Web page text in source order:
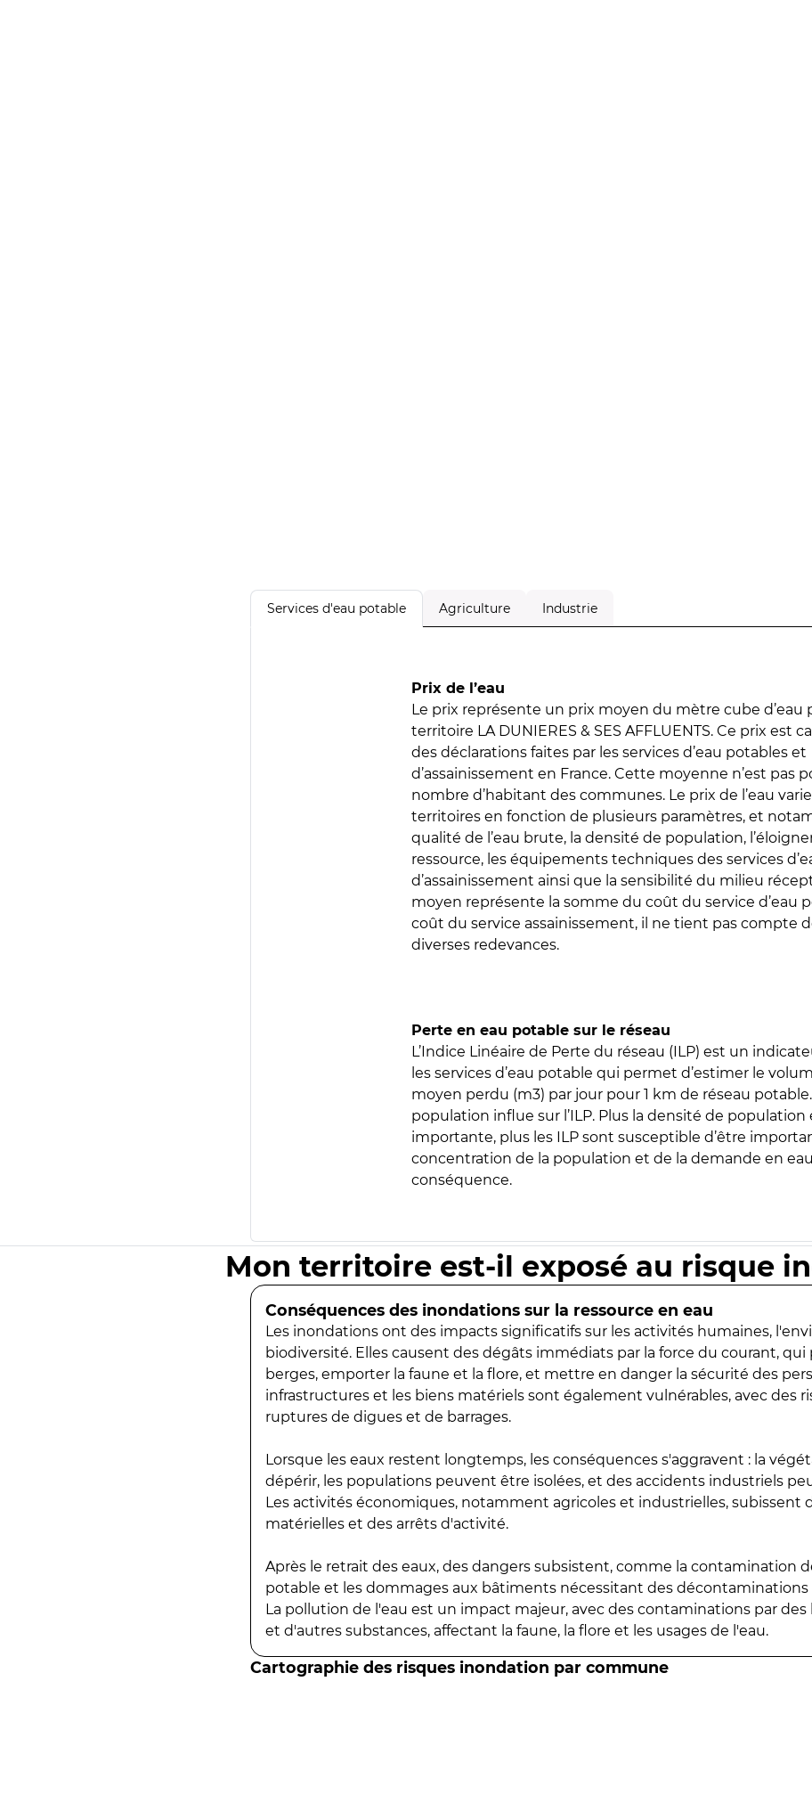
Services d'eau potable Agriculture Industrie
Prix de l’eau
Le prix représente un prix moyen du mètre cube d’eau
territoire LA DUNIERES & SES AFFLUENTS. Ce prix est
des déclarations faites par les services d’eau potables et
d’assainissement en France. Cette moyenne n’est pas
nombre d’habitant des communes. Le prix de l’eau
territoires en fonction de plusieurs paramètres, et
qualité de l’eau brute, la densité de population,
ressource, les équipements techniques des services
d’assainissement ainsi que la sensibilité du milieu
moyen représente la somme du coût du service d’eau
coût du service assainissement, il ne tient pas compte
diverses redevances.
Perte en eau potable sur le réseau
L’Indice Linéaire de Perte du réseau (ILP) est un
les services d’eau potable qui permet d’estimer le
moyen perdu (m3) par jour pour 1 km de réseau
population influe sur l’ILP. Plus la densité de population
importante, plus les ILP sont susceptible d’être
concentration de la population et de la demande en
conséquence.
Mon territoire est-il exposé au risque
Conséquences des inondations sur la ressource en eau
Les inondations ont des impacts significatifs sur les activités humaines,
biodiversité. Elles causent des dégâts immédiats par la force du courant, qui
berges, emporter la faune et la flore, et mettre en danger la sécurité des
infrastructures et les biens matériels sont également vulnérables, avec des
ruptures de digues et de barrages.
Lorsque les eaux restent longtemps, les conséquences s'aggravent : la
dépérir, les populations peuvent être isolées, et des accidents industriels
Les activités économiques, notamment agricoles et industrielles, subissent
matérielles et des arrêts d'activité.
Après le retrait des eaux, des dangers subsistent, comme la contamination
potable et les dommages aux bâtiments nécessitant des décontaminations
La pollution de l'eau est un impact majeur, avec des contaminations par des
et d'autres substances, affectant la faune, la flore et les usages de l'eau.
Cartographie des risques inondation par commune